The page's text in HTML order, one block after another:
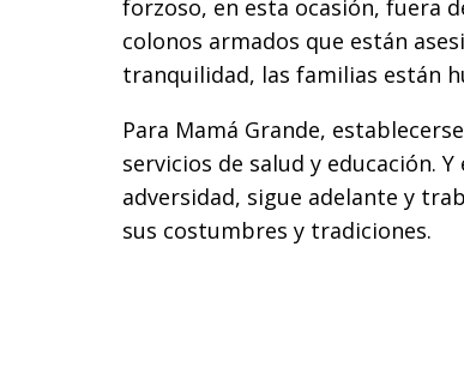
forzoso, en esta ocasión, fuera
colonos armados que están
tranquilidad, las familias están
Para Mamá Grande,
servicios de salud y educación.
adversidad, sigue adelante y
sus costumbres y tradiciones.